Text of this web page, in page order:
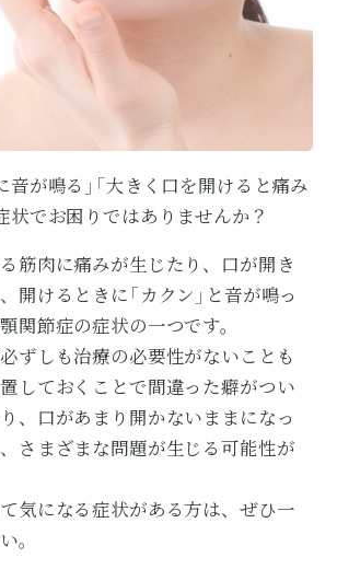
音が鳴る」「大きく口を開けると痛み
状でお困りではありませんか？
筋肉に痛みが生じたり、口が開き
開けるときに「カクン」と音が鳴っ
関節症の症状の一つです。
ずしも治療の必要性がないことも
しておくことで間違った癖がつい
、口があまり開かないままになっ
さまざまな問題が生じる可能性が
気になる症状がある方は、ぜひ一
。